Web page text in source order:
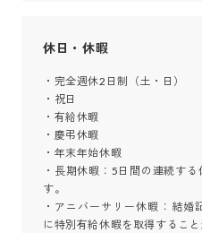
休日・休暇
・完全週休2日制（土・日）
・祝日
・有給休暇
・慶弔休暇
・年末年始休暇
・長期休暇：5日間の連続す
す。
・アニバーサリー休暇：結婚
に特別有給休暇を取得すること